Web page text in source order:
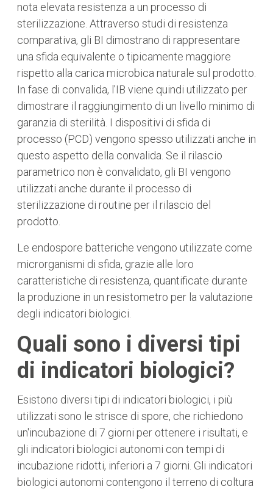
nota elevata resistenza a un processo di
sterilizzazione. Attraverso studi di resistenza
comparativa, gli BI dimostrano di rappresentare
una sfida equivalente o tipicamente maggiore
rispetto alla carica microbica naturale sul prodotto.
In fase di convalida, l'IB viene quindi utilizzato per
dimostrare il raggiungimento di un livello minimo di
garanzia di sterilità. I ​​dispositivi di sfida di
processo (PCD) vengono spesso utilizzati anche in
questo aspetto della convalida. Se il rilascio
parametrico non è convalidato, gli BI vengono
utilizzati anche durante il processo di
sterilizzazione di routine per il rilascio del
prodotto.
Le endospore batteriche vengono utilizzate come
microrganismi di sfida, grazie alle loro
caratteristiche di resistenza, quantificate durante
la produzione in un resistometro per la valutazione
degli indicatori biologici.
Quali sono i diversi tipi
di indicatori biologici?
Esistono diversi tipi di indicatori biologici, i più
utilizzati sono le strisce di spore, che richiedono
un'incubazione di 7 giorni per ottenere i risultati, e
gli indicatori biologici autonomi con tempi di
incubazione ridotti, inferiori a 7 giorni. Gli indicatori
biologici autonomi contengono il terreno di coltura